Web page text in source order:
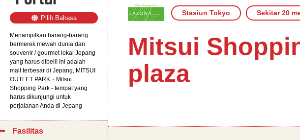
Pilih Bahasa
Menampilkan barang-barang
bermerek mewah dunia dan
souvenir / gourmet lokal Jepang
yang harus dibeli! Ini adalah
mall terbesar di Jepang, MITSUI
OUTLET PARK・Mitsui
Shopping Park - tempat yang
harus dikunjungi untuk
perjalanan Anda di Jepang
Fasilitas
Stasiun Tokyo Sekitar 20
Mitsui
plaza